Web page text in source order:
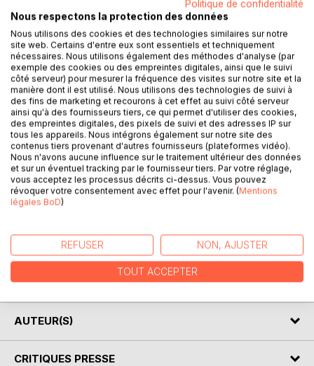
Elle n'était pas invitée, mais la voilà
Qui débarque avec ses grands-pieds et sa grosse voix
Elle te gâche toute la soirée à jurer comme un charretier
Mais vaut mieux pas contrarier Mimi Casse-Pieds !
Une fois qu'elle t'a repéré
Tu ne peux plus lui échapper
Bête, méchante et mal élevée
Ton pire cauchemar incarné :
Mimi Casse-Pieds !
Tu m'fais ch***, va t'faire en*****, coup d'tête dans l'nez
Tu t'retrouves sur le pavé, la gueule éclatée !
Maintenant elle est bourrée et ça se voit
T'aimerais lui claquer l'beignet, mais tu peux pas
Cinq minutes à bavarder, elle commence à s'énerver
Mais faut jamais contrarier MIMI CASSE-PIEDS !
AUTEUR(S)
CRITIQUES PRESSE
Politique de confidentialité
Nous respectons la protection des données
Nous utilisons des cookies et des technologies similaires sur notre
site web. Certains d'entre eux sont essentiels et techniquement
nécessaires. Nous utilisons également des méthodes d'analyse (par
exemple des cookies ou des empreintes digitales, ainsi que le suivi
côté serveur) pour mesurer la fréquence des visites sur notre site et la
manière dont il est utilisé. Nous utilisons des technologies de suivi à
des fins de marketing et recourons à cet effet au suivi côté serveur
ainsi qu'à des fournisseurs tiers, ce qui permet d'utiliser des cookies,
des empreintes digitales, des pixels de suivi et des adresses IP sur
tous les appareils. Nous intégrons également sur notre site des
contenus tiers provenant d'autres fournisseurs (plateformes vidéo).
Nous n'avons aucune influence sur le traitement ultérieur des données
et sur un éventuel tracking par le fournisseur tiers. Par votre réglage,
vous acceptez les processus décrits ci-dessus. Vous pouvez
révoquer votre consentement avec effet pour l'avenir. (Mentions
légales BoD)
REFUSER NON, AJUSTER
TOUT ACCEPTER